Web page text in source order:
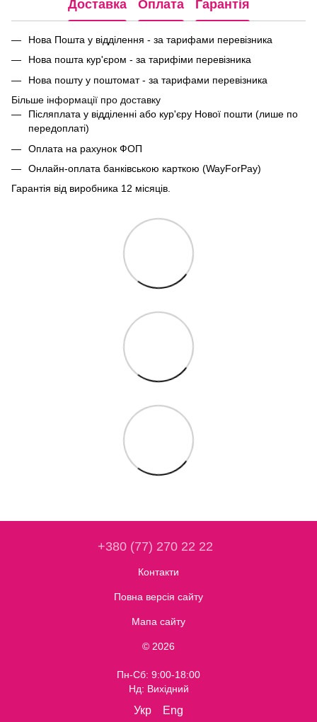
Доставка Оплата Гарантія
Нова Пошта у відділення - за тарифами перевізника
Нова пошта кур'єром - за тарифіми перевізника
Нова пошту у поштомат - за тарифами перевізника
Більше інформації про доставку
Післяплата у відділенні або кур'єру Нової пошти (лише по
передоплаті)
Оплата на рахунок ФОП
Онлайн-оплата банківською карткою (WayForPay)
Гарантія від виробника 12 місяців.
+380 (77) 270 22 22
Контакти
Повна версія сайту
Мапа сайту
© 2026
Пн-Сб: 9:00-18:00
Нд: Вихідний
Укр Eng